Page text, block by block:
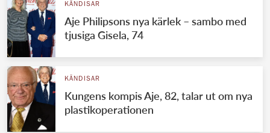
Jordanska kungahuset
Luxemburgska storhertighuset
Japanska kejsarhuset
Thailändska kungahuset
Marockanska kungahuset
KÄNDISAR
Aje Philipsons nya kärlek – sambo med
tjusiga Gisela, 74
KÄNDISAR
Kungens kompis Aje, 82, talar ut om nya
plastikoperationen